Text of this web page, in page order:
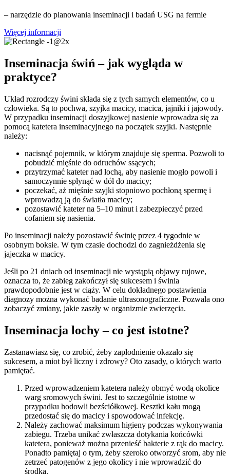
– narzędzie do planowania inseminacji i badań USG na fermie
Więcej informacji
Inseminacja świń – jak wygląda w
praktyce?
Układ rozrodczy świni składa się z tych samych elementów, co u
człowieka. Są to pochwa, szyjka macicy, macica, jajniki i jajowody.
W przypadku inseminacji doszyjkowej nasienie wprowadza się za
pomocą katetera inseminacyjnego na początek szyjki. Następnie
należy:
nacisnąć pojemnik, w którym znajduje się sperma. Pozwoli to
pobudzić mięśnie do odruchów ssących;
przytrzymać kateter nad lochą, aby nasienie mogło powoli i
samoczynnie spłynąć w dół do macicy;
poczekać, aż mięśnie szyjki stopniowo pochłoną spermę i
wprowadzą ją do światła macicy;
pozostawić kateter na 5–10 minut i zabezpieczyć przed
cofaniem się nasienia.
Po inseminacji należy pozostawić świnię przez 4 tygodnie w
osobnym boksie. W tym czasie dochodzi do zagnieżdżenia się
jajeczka w macicy.
Jeśli po 21 dniach od inseminacji nie wystąpią objawy rujowe,
oznacza to, że zabieg zakończył się sukcesem i świnia
prawdopodobnie jest w ciąży. W celu dokładnego postawienia
diagnozy można wykonać badanie ultrasonograficzne. Pozwala ono
zobaczyć zmiany, jakie zaszły w organizmie zwierzęcia.
Inseminacja lochy – co jest istotne?
Zastanawiasz się, co zrobić, żeby zapłodnienie okazało się
sukcesem, a miot był liczny i zdrowy? Oto zasady, o których warto
pamiętać.
Przed wprowadzeniem katetera należy obmyć wodą okolice
warg sromowych świni. Jest to szczególnie istotne w
przypadku hodowli bezściółkowej. Resztki kału mogą
przedostać się do macicy i spowodować infekcję.
Należy zachować maksimum higieny podczas wykonywania
zabiegu. Trzeba unikać zwłaszcza dotykania końcówki
katetera, ponieważ można przenieść bakterie z rąk do macicy.
Ponadto pamiętaj o tym, żeby szeroko otworzyć srom, aby nie
zetrzeć patogenów z jego okolicy i nie wprowadzić do
środka.